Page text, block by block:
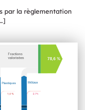
par la règlementation